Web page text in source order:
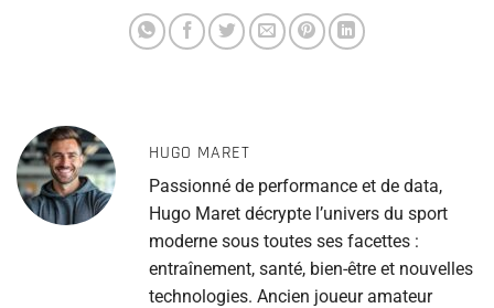
HUGO MARET
Passionné de performance et de data,
Hugo Maret décrypte l’univers du sport
moderne sous toutes ses facettes :
entraînement, santé, bien-être et nouvelles
technologies. Ancien joueur amateur